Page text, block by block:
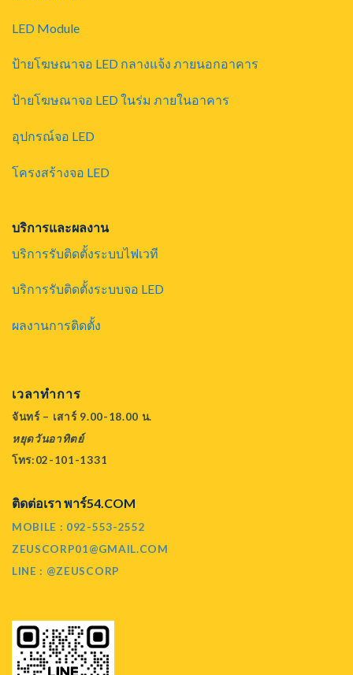
LED Module
ป้ายโฆษณาจอ LED กลางแจ้ง ภายนอกอาคาร
ป้ายโฆษณาจอ LED ในร่ม ภายในอาคาร
อุปกรณ์จอ LED
โครงสร้างจอ LED
บริการและผลงาน
บริการรับติดตั้งระบบไฟเวที
บริการรับติดตั้งระบบจอ LED
ผลงานการติดตั้ง
เวลาทำการ
จันทร์ – เสาร์ 9.00-18.00 น.
หยุดวันอาทิตย์
โทร:02-101-1331
ติดต่อเรา พาร์54.COM
MOBILE : 092-553-2552
ZEUSCORP01@GMAIL.COM
LINE : @ZEUSCORP